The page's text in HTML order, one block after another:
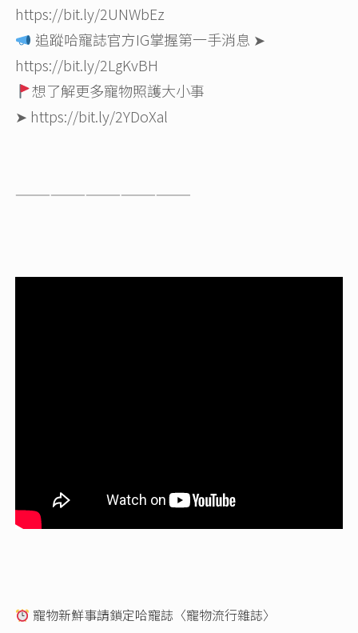
https://bit.ly/2UNWbEz
追蹤哈寵誌官方IG掌握第一手消息 ➤
https://bit.ly/2LgKvBH
想了解更多寵物照護大小事
➤ https://bit.ly/2YDoXal
———————————————
寵物新鮮事請鎖定哈寵誌〈寵物流行雜誌〉